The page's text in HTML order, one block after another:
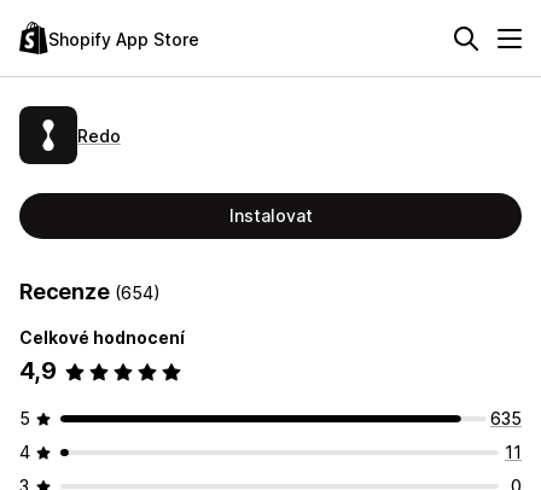
Shopify App Store
Redo
Instalovat
Recenze (654)
Celkové hodnocení
4,9
5
635
4
11
3
0